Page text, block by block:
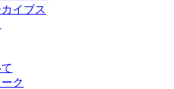
イブス
ク